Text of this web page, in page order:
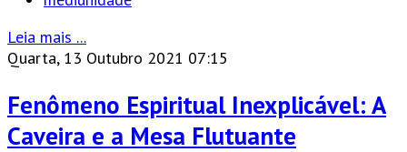
Leia mais ...
Quarta, 13 Outubro 2021 07:15
Fenômeno Espiritual Inexplicável: A
Caveira e a Mesa Flutuante